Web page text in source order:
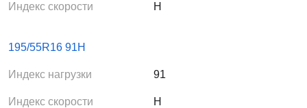
Индекс скорости H
195/55R16 91H
Индекс нагрузки 91
Индекс скорости H